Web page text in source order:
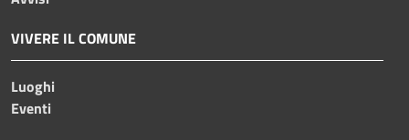
VIVERE IL COMUNE
Luoghi
Eventi